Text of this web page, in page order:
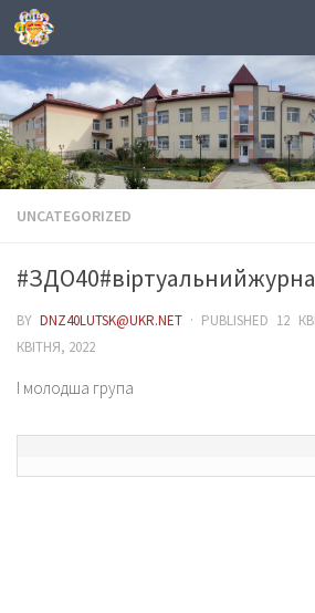
Skip to content
UNCATEGORIZED
BYDNZ40LUTSK@UKR.NET · PUBLISHED 12
КВІТНЯ, 2022
І молодша група